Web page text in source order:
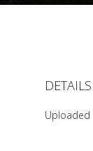
DETAILS
Uploaded